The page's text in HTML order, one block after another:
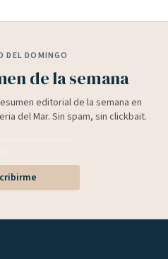
DEL DOMINGO
de la semana
editorial de la semana en
del Mar. Sin spam, sin clickbait.